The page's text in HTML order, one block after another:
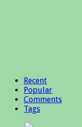
Recent
Popular
Comments
Tags